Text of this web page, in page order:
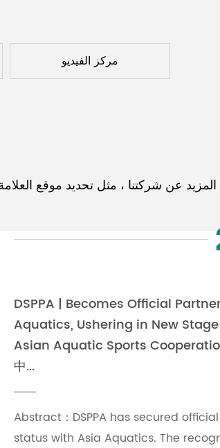
مركز الفيديو
DSPPA | Becomes Official
Aquatics, Ushering in New
Asian Aquatic Sports
中...
Abstract：DSPPA has secured
status with Asia Aquatics. The